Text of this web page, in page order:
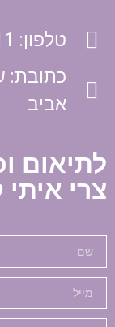
טלפון: 052-539-9011
כתובת:
אביב
לתיאום
צרי